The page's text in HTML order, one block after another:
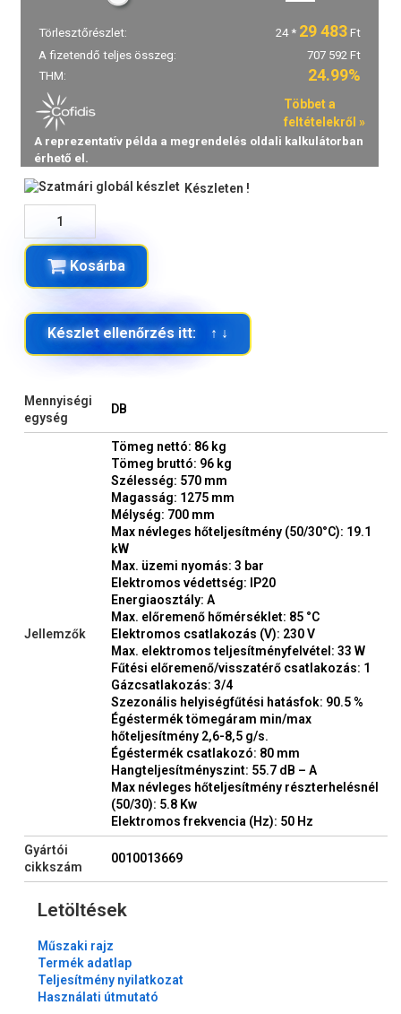
Készleten !
Kosárba
Készlet ellenőrzés itt: ↑ ↓
Mennyiségi
egység
DB
Jellemzők
Tömeg nettó: 86 kg
Tömeg bruttó: 96 kg
Szélesség: 570 mm
Magasság: 1275 mm
Mélység: 700 mm
Max névleges hőteljesítmény (50/30°C): 19.1
kW
Max. üzemi nyomás: 3 bar
Elektromos védettség: IP20
Energiaosztály: A
Max. előremenő hőmérséklet: 85 °C
Elektromos csatlakozás (V): 230 V
Max. elektromos teljesítményfelvétel: 33 W
Fűtési előremenő/visszatérő csatlakozás: 1
Gázcsatlakozás: 3/4
Szezonális helyiségfűtési hatásfok: 90.5 %
Égéstermék tömegáram min/max
hőteljesítmény 2,6-8,5 g/s.
Égéstermék csatlakozó: 80 mm
Hangteljesítményszint: 55.7 dB – A
Max névleges hőteljesítmény részterhelésnél
(50/30): 5.8 Kw
Elektromos frekvencia (Hz): 50 Hz
Gyártói
cikkszám
0010013669
Letöltések
Műszaki rajz
Termék adatlap
Teljesítmény nyilatkozat
Használati útmutató